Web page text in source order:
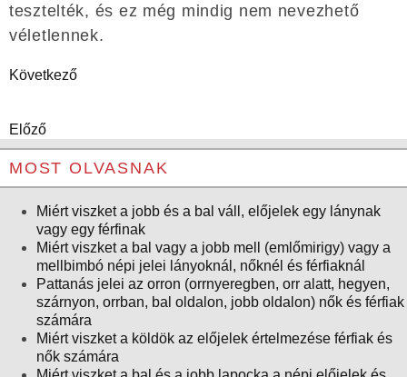
tesztelték, és ez még mindig nem nevezhető
véletlennek.
Következő
Előző
MOST OLVASNAK
Miért viszket a jobb és a bal váll, előjelek egy lánynak
vagy egy férfinak
Miért viszket a bal vagy a jobb mell (emlőmirigy) vagy a
mellbimbó népi jelei lányoknál, nőknél és férfiaknál
Pattanás jelei az orron (orrnyeregben, orr alatt, hegyen,
szárnyon, orrban, bal oldalon, jobb oldalon) nők és férfiak
számára
Miért viszket a köldök az előjelek értelmezése férfiak és
nők számára